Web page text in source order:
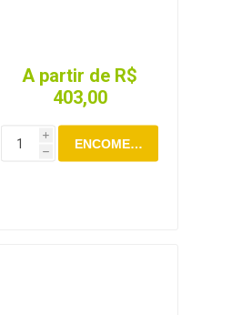
A partir de R$
403,00
i
h
ENCOMENDAR